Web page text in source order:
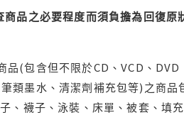
品之必要程度而須負擔為回復
(包含但不限於CD、VCD、
類墨水、清潔劑補充包等)之商品
、襪子、泳裝、床單、被套、填